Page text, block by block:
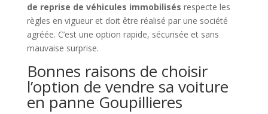
de reprise de véhicules immobilisés respecte les
règles en vigueur et doit être réalisé par une société
agréée. C’est une option rapide, sécurisée et sans
mauvaise surprise.
Bonnes raisons de choisir
l’option de vendre sa voiture
en panne Goupillieres